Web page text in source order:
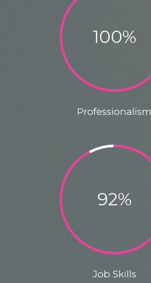
100%
Professionalism
92%
Job Skills